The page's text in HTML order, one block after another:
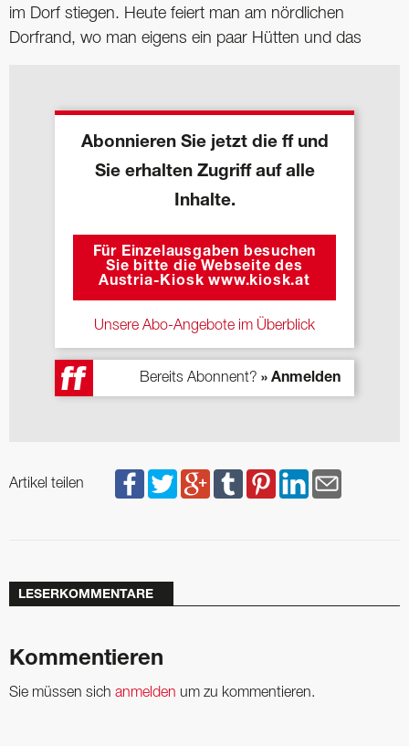
im Dorf stiegen. Heute feiert man am nördlichen
Dorfrand, wo man eigens ein paar Hütten und das
Abonnieren Sie jetzt die ff und
Sie erhalten Zugriff auf alle
Inhalte.
Für Einzelausgaben besuchen
Sie bitte die Webseite des
Austria-Kiosk www.kiosk.at
Unsere Abo-Angebote im Überblick
Bereits Abonnent? » Anmelden
Artikel teilen
LESERKOMMENTARE
Kommentieren
Sie müssen sich anmelden um zu kommentieren.